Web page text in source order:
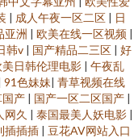
| 成人午夜一区二区 | 日
亚洲 | 欧美在线一区视频 |
韩v | 国产精品二三区 | 好
美日韩伦理电影 | 午夜乱
91色妹妹| 青草视频在线
产 | 国产一区二区国产 |
网久 | 泰国最美人妖电影 |
插插插 | 豆花AV网站入口